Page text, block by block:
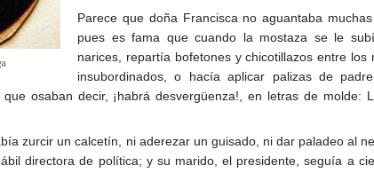
Parece que doña Francisca no aguantaba
pues es fama que cuando la mostaza se le
narices, repartía bofetones y chicotillazos entre los
insubordinados, o hacía aplicar palizas de
osaban decir, ¡habrá desvergüenza!, en letras de molde:
zurcir un calcetín, ni aderezar un guisado, ni dar paladeo al
directora de política; y su marido, el presidente, seguía a